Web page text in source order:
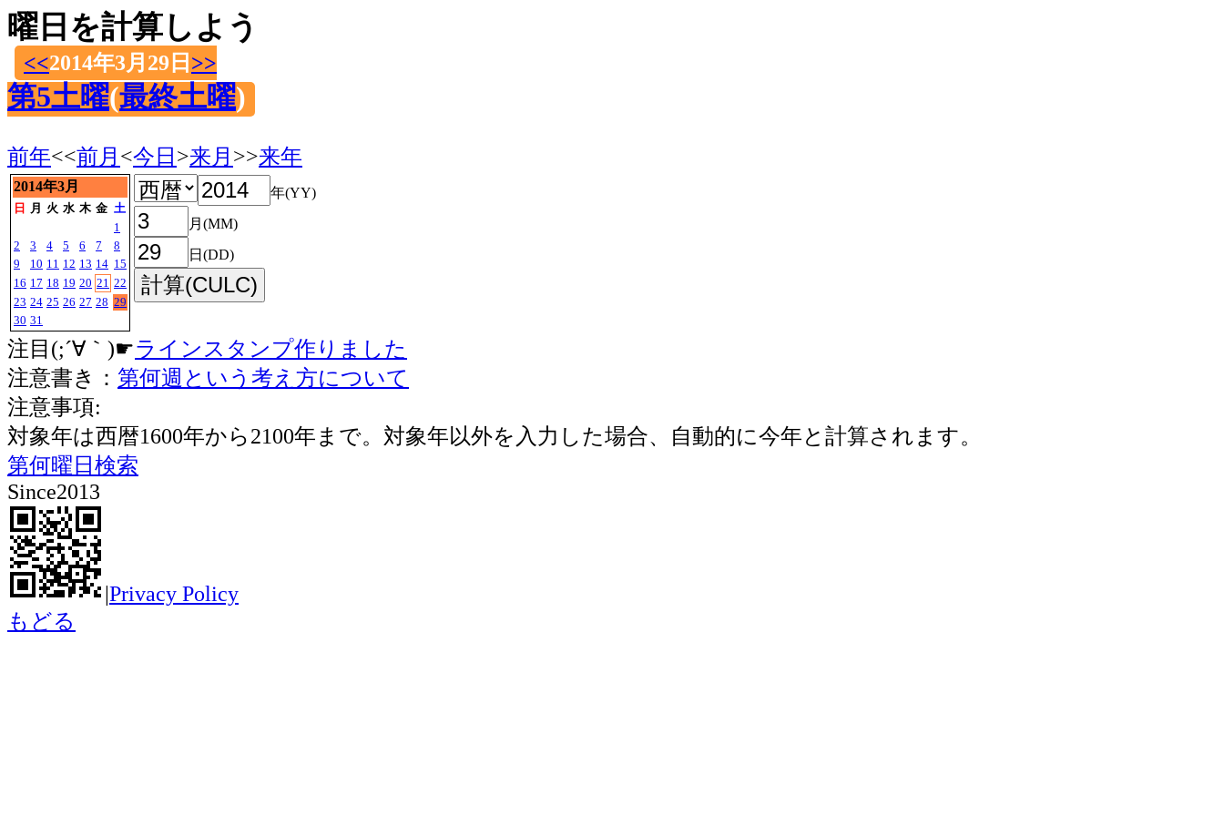
曜日を計算しよう
<<2014年3月29日 >>
第5土曜(最終土曜)
前年<<前月 <今日 >来月 >>来年
2014年3月
日 月 火 水 木 金 土
1
2
3 4 5 6 7
8
9
10 11 12 13 14 15
16 17 18 19 20 21 22
23 24 25 26 27 28 29
30 31
年(YY)
月(MM)
日(DD)
注目(;´∀｀)☛ラインスタンプ作りました
注意書き： 第何週という考え方について
注意事項:
対象年は西暦1600年から2100年まで。対象年以外を入力した場合、自動的に今年と計算されます。
第何曜日検索
Since2013
|Privacy Policy
もどる